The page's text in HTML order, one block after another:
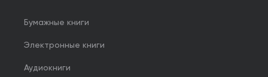
Бумажные книги
Электронные книги
Аудиокниги